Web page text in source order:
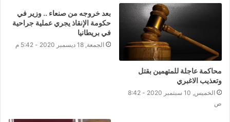
محاكمة عاجلة للمتهمين بقتل
وتعذيب الاغبري
الخميس, 10 سبتمبر 2020 - 8:42
ص
بعد خروجه من صنعاء .. وزير في
حكومة الإنقاذ يجري عملية جراحية
في بريطانيا
الجمعة, 18 ديسمبر 2020 - 5:42 م